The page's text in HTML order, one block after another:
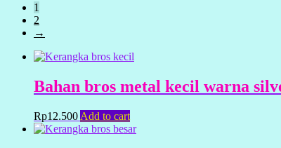
1
2
→
Bahan bros metal kecil warna
Rp12.500 Add to cart